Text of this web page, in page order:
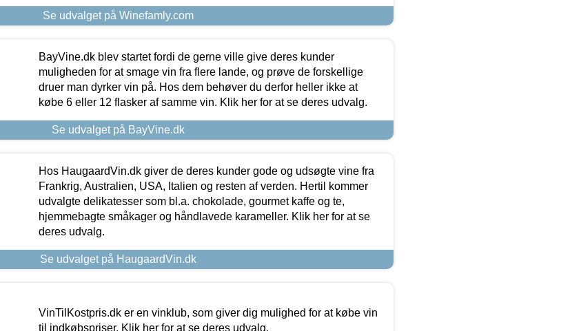
Se udvalget på Winefamly.com
BayVine.dk blev startet fordi de gerne ville give deres kunder
muligheden for at smage vin fra flere lande, og prøve de forskellige
druer man dyrker vin på. Hos dem behøver du derfor heller ikke at
købe 6 eller 12 flasker af samme vin. Klik her for at se deres udvalg.
Se udvalget på BayVine.dk
Hos HaugaardVin.dk giver de deres kunder gode og udsøgte vine fra
Frankrig, Australien, USA, Italien og resten af verden. Hertil kommer
udvalgte delikatesser som bl.a. chokolade, gourmet kaffe og te,
hjemmebagte småkager og håndlavede karameller. Klik her for at se
deres udvalg.
Se udvalget på HaugaardVin.dk
VinTilKostpris.dk er en vinklub, som giver dig mulighed for at købe vin
til indkøbspriser. Klik her for at se deres udvalg.